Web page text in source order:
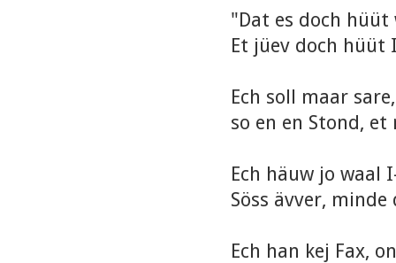
"Dat es doch hüüt
Et jüev doch hüüt
Ech soll maar
so en en Stond,
Ech häuw jo waal
Söss ävver,
Ech han kej Fax,